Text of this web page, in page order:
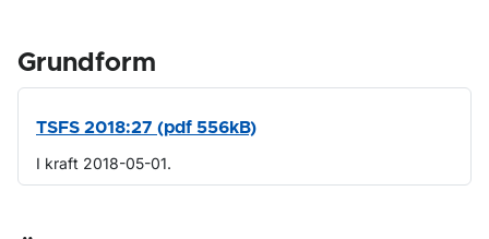
Grundform
TSFS 2018:27 (pdf 556kB)
I kraft 2018-05-01.